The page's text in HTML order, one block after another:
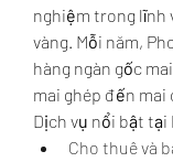
nghiệm trong lĩnh
vàng. Mỗi năm,
hàng ngàn gốc
mai ghép đến mai
Dịch vụ nổi bật tại
Cho thuê và